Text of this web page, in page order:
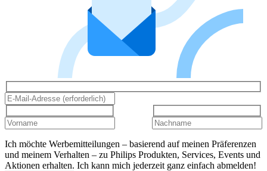
Ich möchte Werbemitteilungen – basierend auf meinen Präferenzen
und meinem Verhalten – zu Philips Produkten, Services, Events und
Aktionen erhalten. Ich kann mich jederzeit ganz einfach abmelden!